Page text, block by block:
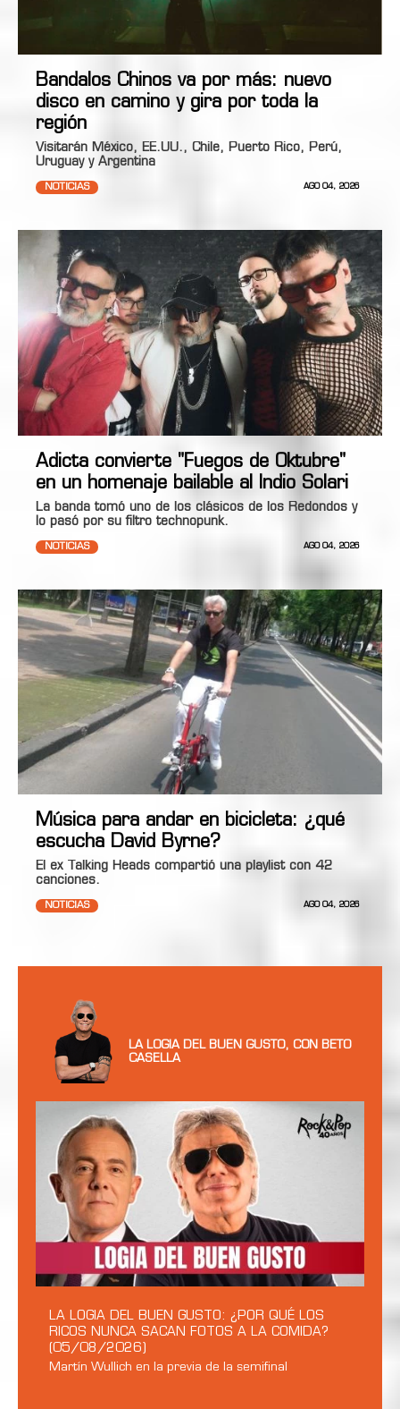
Bandalos Chinos va por más: nuevo
disco en camino y gira por toda la
región
Visitarán México, EE.UU., Chile, Puerto Rico, Perú,
Uruguay y Argentina
NOTICIAS AGO 04, 2026
Adicta convierte "Fuegos de Oktubre"
en un homenaje bailable al Indio Solari
La banda tomó uno de los clásicos de los Redondos y
lo pasó por su filtro technopunk.
NOTICIAS AGO 04, 2026
Música para andar en bicicleta: ¿qué
escucha David Byrne?
El ex Talking Heads compartió una playlist con 42
canciones.
NOTICIAS AGO 04, 2026
LA LOGIA DEL BUEN GUSTO, CON BETO
CASELLA
LA LOGIA DEL BUEN GUSTO: ¿POR QUÉ LOS
RICOS NUNCA SACAN FOTOS A LA COMIDA?
(05/08/2026)
Martín Wullich en la previa de la semifinal